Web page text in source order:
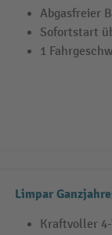
Abgasfreier
Sofortstart
1
Limpar
Kraftvoller